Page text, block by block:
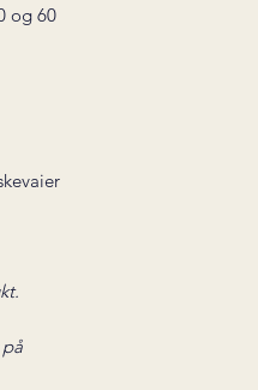
og 60